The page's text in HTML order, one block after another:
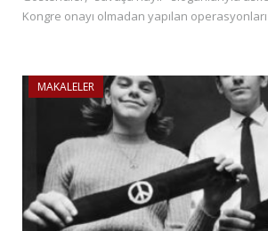
Kongre onayı olmadan yapılan
MAKALELER